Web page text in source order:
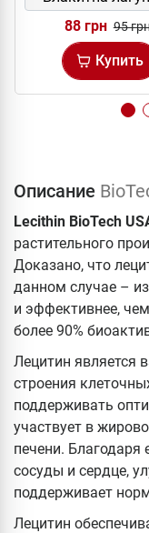
88 грн 95
Купить
Описание
Lecithin BioTech
растительного
Доказано, что
данном случае –
и эффективнее,
более 90%
Лецитин является
строения
поддерживать
участвует в
печени.
сосуды и сердце,
поддерживает
Лецитин